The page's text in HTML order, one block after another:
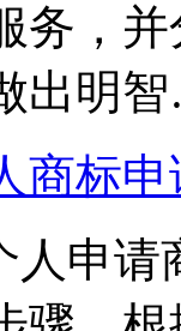
务，
出明
商标
人申请